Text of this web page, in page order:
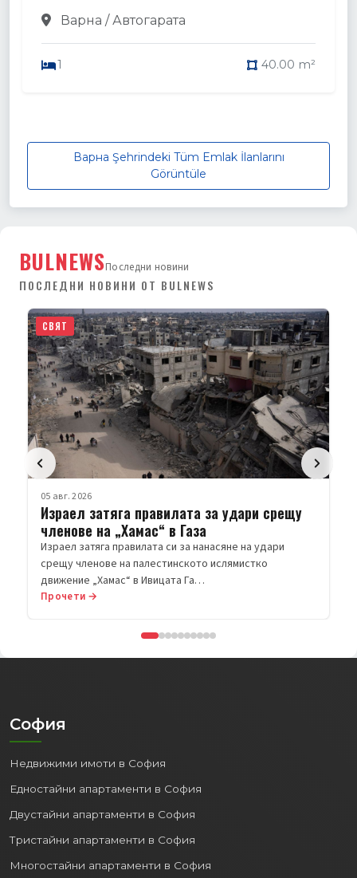
Варна / Автогарата
1 40.00 m²
Варна Şehrindeki Tüm Emlak İlanlarını
Görüntüle
BULNEWSПоследни новини
ПОСЛЕДНИ НОВИНИ ОТ BULNEWS
СВЯТ
05 авг. 2026
Израел затяга правилата за удари срещу
членове на „Хамас“ в Газа
Израел затяга правилата си за нанасяне на удари
срещу членове на палестинското ислямистко
движение „Хамас“ в Ивицата Га…
Прочети →
София
Недвижими имоти в София
Едностайни апартаменти в София
Двустайни апартаменти в София
Тристайни апартаменти в София
Многостайни апартаменти в София